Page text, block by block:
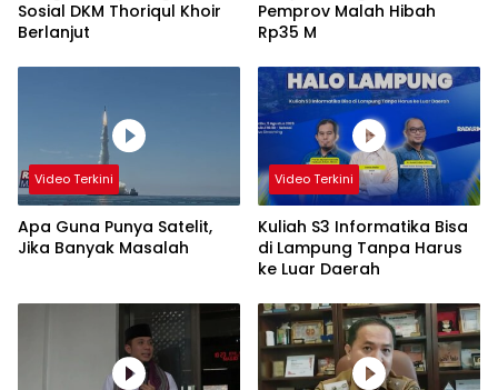
Sosial DKM Thoriqul Khoir
Berlanjut
Pemprov Malah Hibah
Rp35 M
Video Terkini
Apa Guna Punya Satelit,
Jika Banyak Masalah
Video Terkini
Kuliah S3 Informatika Bisa
di Lampung Tanpa Harus
ke Luar Daerah